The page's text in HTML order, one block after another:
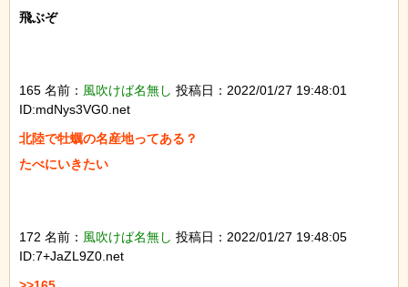
飛ぶぞ
165 名前： 風吹けば名無し 投稿日：2022/01/27 19:48:01
ID:mdNys3VG0.net
北陸で牡蠣の名産地ってある？
たべにいきたい
172 名前： 風吹けば名無し 投稿日：2022/01/27 19:48:05
ID:7+JaZL9Z0.net